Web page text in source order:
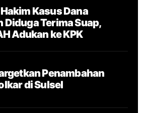
Kasus Dana
Diduga Terima Suap,
Adukan ke KPK
Penambahan
di Sulsel